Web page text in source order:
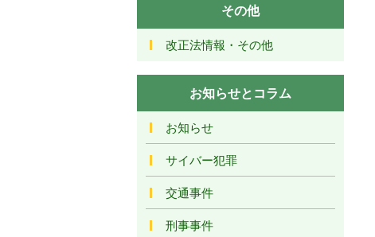
その他
改正法情報・その他
お知らせとコラム
お知らせ
サイバー犯罪
交通事件
刑事事件